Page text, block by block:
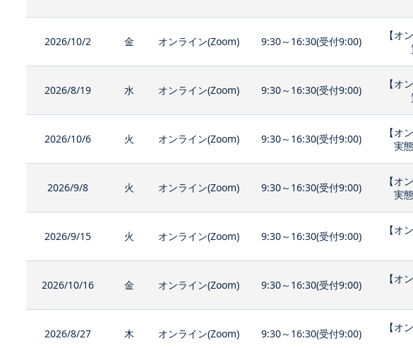
2026/10/2 金 オンライン(Zoom) 9:30～16:30(受付9:00)
【オ
2026/8/19 水 オンライン(Zoom) 9:30～16:30(受付9:00)
【オ
2026/10/6 火 オンライン(Zoom) 9:30～16:30(受付9:00)
【オ
実
2026/9/8 火 オンライン(Zoom) 9:30～16:30(受付9:00)
【オ
実
2026/9/15 火 オンライン(Zoom) 9:30～16:30(受付9:00)
【オ
2026/10/16 金 オンライン(Zoom) 9:30～16:30(受付9:00)
【オ
2026/8/27 木 オンライン(Zoom) 9:30～16:30(受付9:00)
【オ